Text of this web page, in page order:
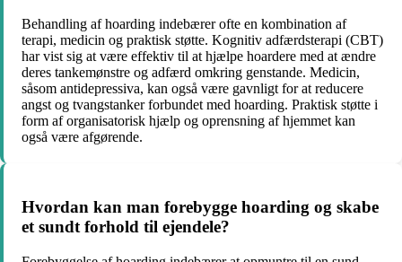
Behandling af hoarding indebærer ofte en kombination af
terapi, medicin og praktisk støtte. Kognitiv adfærdsterapi (CBT)
har vist sig at være effektiv til at hjælpe hoardere med at ændre
deres tankemønstre og adfærd omkring genstande. Medicin,
såsom antidepressiva, kan også være gavnligt for at reducere
angst og tvangstanker forbundet med hoarding. Praktisk støtte i
form af organisatorisk hjælp og oprensning af hjemmet kan
også være afgørende.
Hvordan kan man forebygge hoarding og skabe
et sundt forhold til ejendele?